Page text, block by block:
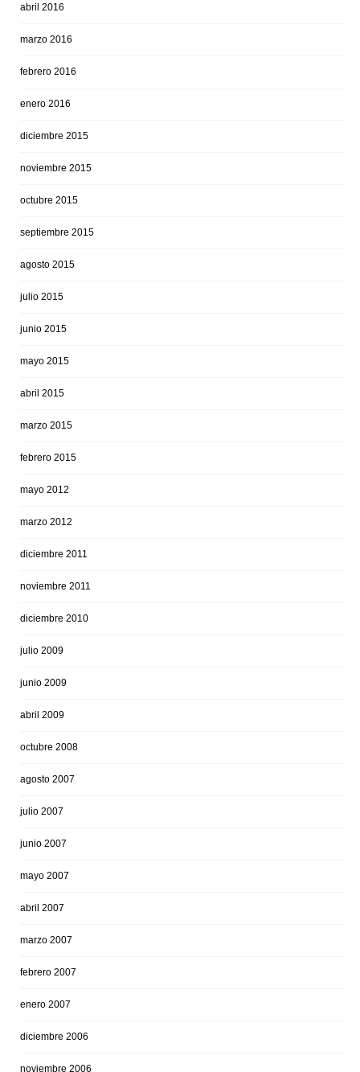
abril 2016
marzo 2016
febrero 2016
enero 2016
diciembre 2015
noviembre 2015
octubre 2015
septiembre 2015
agosto 2015
julio 2015
junio 2015
mayo 2015
abril 2015
marzo 2015
febrero 2015
mayo 2012
marzo 2012
diciembre 2011
noviembre 2011
diciembre 2010
julio 2009
junio 2009
abril 2009
octubre 2008
agosto 2007
julio 2007
junio 2007
mayo 2007
abril 2007
marzo 2007
febrero 2007
enero 2007
diciembre 2006
noviembre 2006